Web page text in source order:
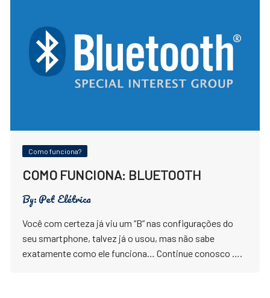
Como funciona?
COMO FUNCIONA: BLUETOOTH
By:Pet Elétrica
Você com certeza já viu um “B” nas configurações do
seu smartphone, talvez já o usou, mas não sabe
exatamente como ele funciona… Continue conosco ….